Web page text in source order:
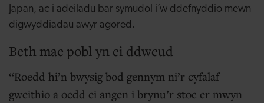
Japan, ac i adeiladu bar symudol i’w ddefnyddio mewn
digwyddiadau awyr agored.
Beth mae pobl yn ei ddweud
Roedd hi’n bwysig bod gennym ni’r cyfalaf
gweithio a oedd ei angen i brynu’r stoc er mwyn